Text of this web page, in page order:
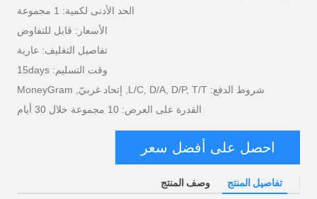
الحد الأدنى لكمية: 1 مجموعة
الأسعار: قابل للتفاوض
تفاصيل التغليف: عارية
وقت التسليم: 15days
شروط الدفع: L/C, D/A, D/P, T/T, إتحاد غربيّ, MoneyGram
القدرة على العرض: 10 مجموعة خلال 30 أيام
احصل على أفضل سعر
تفاصيل المنتج وصف المنتج